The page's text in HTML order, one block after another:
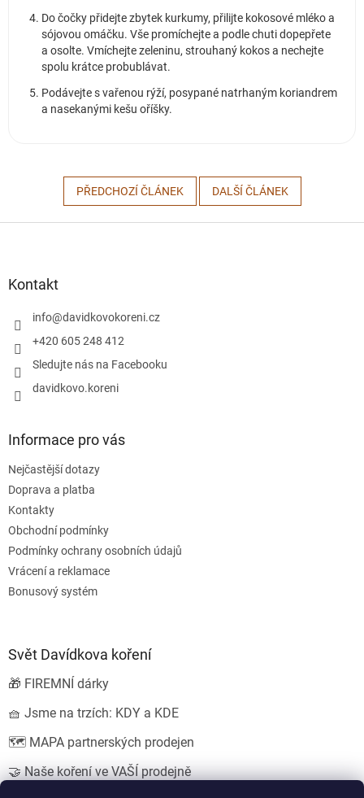
Do čočky přidejte zbytek kurkumy, přilijte kokosové mléko a
sójovou omáčku. Vše promíchejte a podle chuti dopepřete
a osolte. Vmíchejte zeleninu, strouhaný kokos a nechejte
spolu krátce probublávat.
Podávejte s vařenou rýží, posypané natrhaným koriandrem
a nasekanými kešu oříšky.
PŘEDCHOZÍ ČLÁNEK DALŠÍ ČLÁNEK
Kontakt
info@davidkovokoreni.cz
+420 605 248 412
Sledujte nás na Facebooku
davidkovo.koreni
Informace pro vás
Nejčastější dotazy
Doprava a platba
Kontakty
Obchodní podmínky
Podmínky ochrany osobních údajů
Vrácení a reklamace
Bonusový systém
Svět Davídkova koření
🎁 FIREMNÍ dárky
🧺 Jsme na trzích: KDY a KDE
🗺️ MAPA partnerských prodejen
🤝 Naše koření ve VAŠÍ prodejně